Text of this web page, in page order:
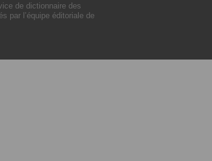
de dictionnaire des
par l’équipe éditoriale de